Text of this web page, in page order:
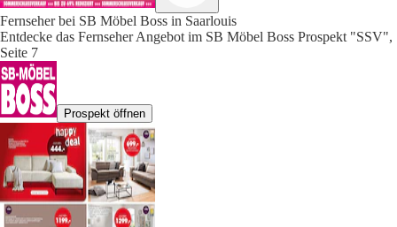
Fernseher bei SB Möbel Boss in Saarlouis
Entdecke das Fernseher Angebot im SB Möbel Boss Prospekt "SSV",
Seite 7
Prospekt öffnen